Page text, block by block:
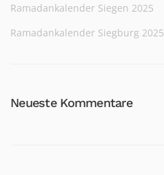
Ramadankalender Siegen 2025
Ramadankalender Siegburg 2025
Neueste Kommentare